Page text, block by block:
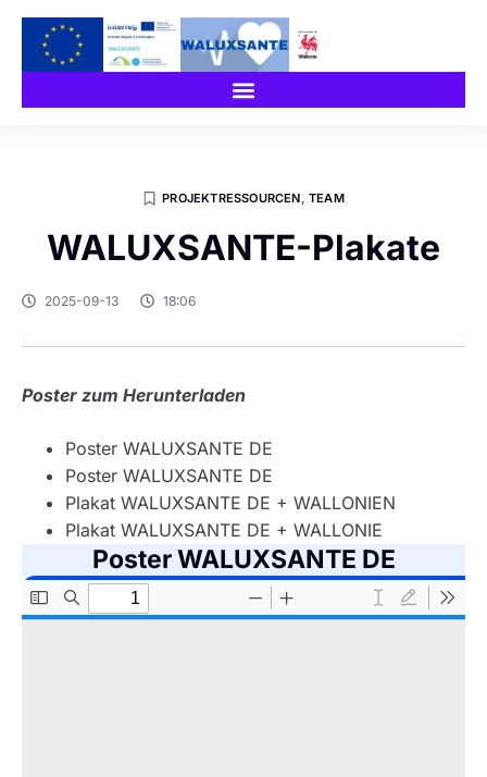
PROJEKTRESSOURCEN, TEAM
WALUXSANTE-Plakate
2025-09-13 18:06
Poster zum Herunterladen
Poster WALUXSANTE DE
Poster WALUXSANTE DE
Plakat WALUXSANTE DE + WALLONIEN
Plakat WALUXSANTE DE + WALLONIE
Poster WALUXSANTE DE